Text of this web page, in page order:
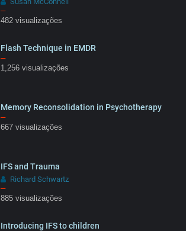
–
482 visualizações
Flash Technique in EMDR
–
1,256 visualizações
Memory Reconsolidation in Psychotherapy
–
667 visualizações
IFS and Trauma
Richard Schwartz
–
885 visualizações
Introducing IFS to children